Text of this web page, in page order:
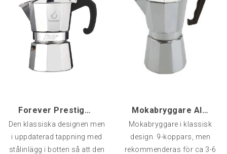
Forever Prestige 3-kopp Mokabryggare Induktion
Den klassiska designen men
i uppdaterad tappning med
stålinlägg i botten så att den
Mokabryggare Alu, 9-kopp
Mokabryggare i klassisk
design. 9-koppars, men
rekommenderas för ca 3-6